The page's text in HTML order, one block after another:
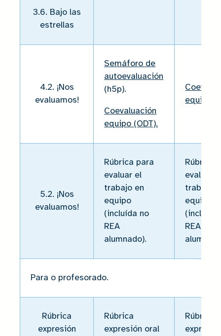
3.6. Bajo las
estrellas
4.2. ¡Nos
evaluamos!
Semáforo de
autoevaluación
(h5p).
Coevaluación
equipo (ODT).
equipo
5.2. ¡Nos
evaluamos!
Rúbrica para
evaluar el
trabajo en
equipo
(incluída no
REA
alumnado).
Rúbrica
evaluar
trabajo
equipo
(incluída
REA
Para o profesorado.
Rúbrica
expresión
Rúbrica
expresión oral
Rúbrica